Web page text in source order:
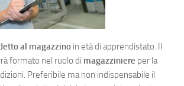
al magazzino in età di apprendistato. Il
formato nel ruolo di magazziniere per la
Preferibile ma non indispensabile il